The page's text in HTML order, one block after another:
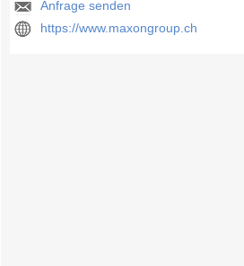
Anfrage senden
https://www.maxongroup.ch